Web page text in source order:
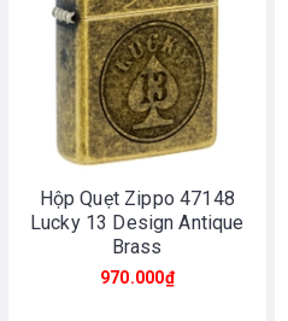
Hộp Quẹt Zippo 47148
Lucky 13 Design Antique
Brass
970.000₫